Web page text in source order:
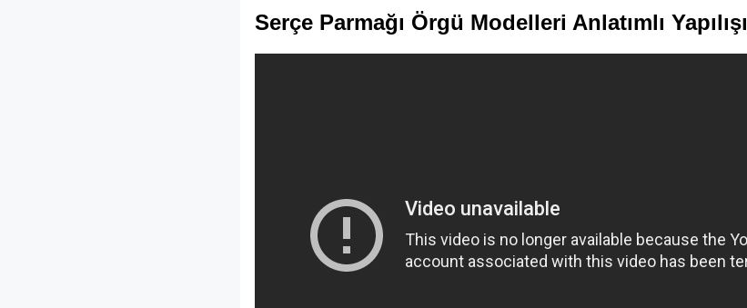
Serçe Parmağı Örgü Modelleri Anlatımlı Yapılışı